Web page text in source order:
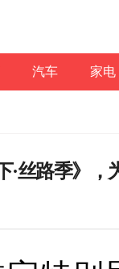
汽车 家电
·丝路季》，